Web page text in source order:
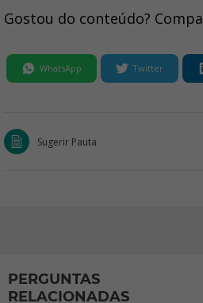
Gostou do conteúdo?
WhatsApp Twitter
Sugerir Pauta
PERGUNTAS
RELACIONADAS